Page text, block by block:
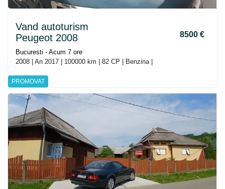
PROMOVAT
Vand autoturism
Peugeot 2008
8500 €
Bucuresti - Acum 7 ore
2008 | An 2017 | 100000 km | 82 CP | Benzina |